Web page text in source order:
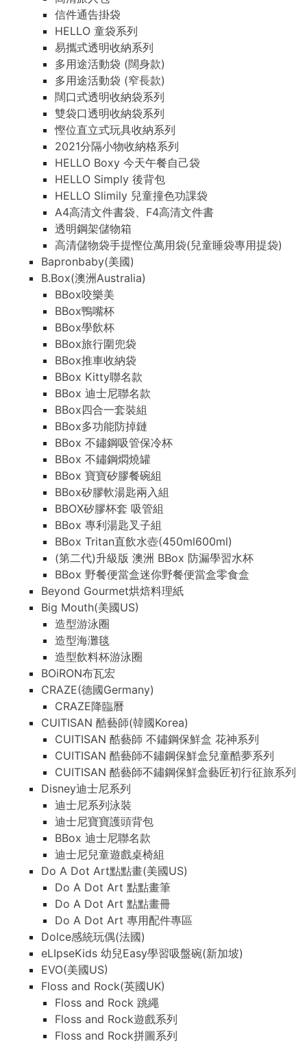
信件通告掛袋
HELLO 童袋系列
易攜式透明收納系列
多用途活動袋 (闊身款)
多用途活動袋 (窄長款)
闊口式透明收納袋系列
雙袋口透明收納袋系列
慳位直立式玩具收納系列
2021分隔小物收納格系列
HELLO Boxy 今天午餐自己袋
HELLO Simply 後背包
HELLO Slimily 兒童撞色功課袋
A4高清文件書袋、F4高清文件書
透明鋼架儲物箱
高清儲物袋手提慳位萬用袋(兒童睡袋專用提袋)
Bapronbaby(美國)
B.Box(澳洲Australia)
BBox咬樂美
BBox鴨嘴杯
BBox學飲杯
BBox旅行圍兜袋
BBox推車收納袋
BBox Kitty聯名款
BBox 迪士尼聯名款
BBox四合一套裝組
BBox多功能防掉鏈
BBox 不鏽鋼吸管保冷杯
BBox 不鏽鋼燜燒罐
BBox 寶寶矽膠餐碗組
BBox矽膠軟湯匙兩入組
BBOX矽膠杯套 吸管組
BBox 專利湯匙叉子組
BBox Tritan直飲水壺(450ml600ml)
(第二代)升級版 澳洲 BBox 防漏學習水杯
BBox 野餐便當盒迷你野餐便當盒零食盒
Beyond Gourmet烘焙料理紙
Big Mouth(美國US)
造型游泳圈
造型海灘毯
造型飲料杯游泳圈
BOiRON布瓦宏
CRAZE(德國Germany)
CRAZE降臨曆
CUITISAN 酷藝師(韓國Korea)
CUITISAN 酷藝師 不鏽鋼保鮮盒 花神系列
CUITISAN 酷藝師不鏽鋼保鮮盒兒童酷夢系列
CUITISAN 酷藝師不鏽鋼保鮮盒藝匠初行征旅系列
Disney迪士尼系列
迪士尼系列泳裝
迪士尼寶寶護頭背包
BBox 迪士尼聯名款
迪士尼兒童遊戲桌椅組
Do A Dot Art點點畫(美國US)
Do A Dot Art 點點畫筆
Do A Dot Art 點點畫冊
Do A Dot Art 專用配件專區
Dolce感統玩偶(法國)
eLIpseKids 幼兒Easy學習吸盤碗(新加坡)
EVO(美國US)
Floss and Rock(英國UK)
Floss and Rock 跳繩
Floss and Rock遊戲系列
Floss and Rock拼圖系列